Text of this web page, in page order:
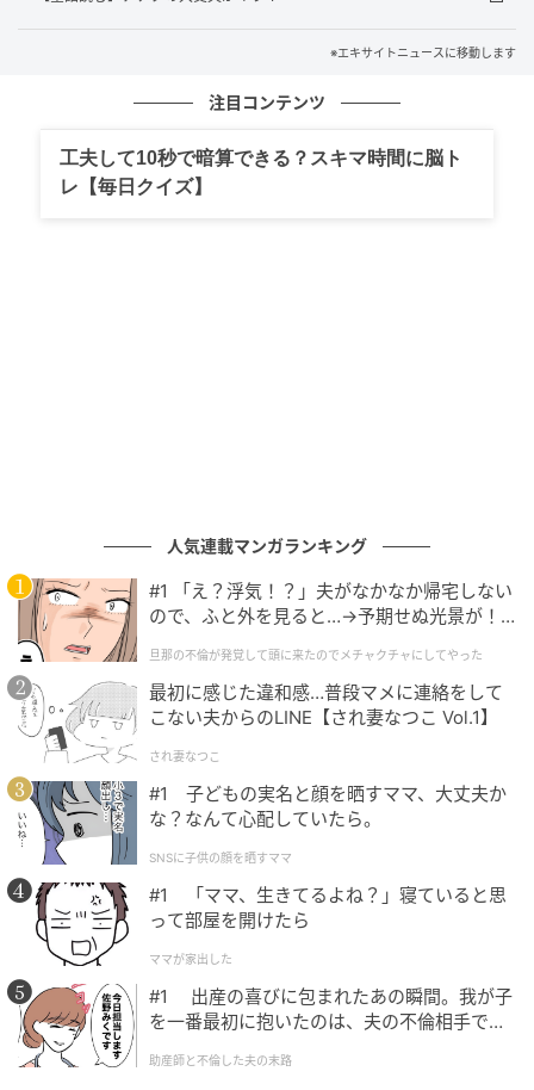
エキサイトニュース
エキサイトニュース
※エキサイトニュースに移動します
注目コンテンツ
工夫して10秒で暗算できる？スキマ時間に脳ト
レ【毎日クイズ】
人気連載マンガランキング
#1 「え？浮気！？」夫がなかなか帰宅しない
ので、ふと外を見ると…→予期せぬ光景が！
クチャにしてやった
旦那の不倫が発覚して頭に来たのでメチャクチャにしてやった
最初に感じた違和感…普段マメに連絡をして
こない夫からのLINE【され妻なつこ Vol.1】
され妻なつこ
#1 子どもの実名と顔を晒すママ、大丈夫か
な？なんて心配していたら。
SNSに子供の顔を晒すママ
#1 「ママ、生きてるよね？」寝ていると思
って部屋を開けたら
ママが家出した
#1 出産の喜びに包まれたあの瞬間。我が子
を一番最初に抱いたのは、夫の不倫相手でし
助産師と不倫した夫の末路